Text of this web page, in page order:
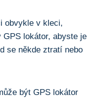
obvykle v kleci,
lokátor, abyste je
se někde ztratí nebo
být GPS lokátor